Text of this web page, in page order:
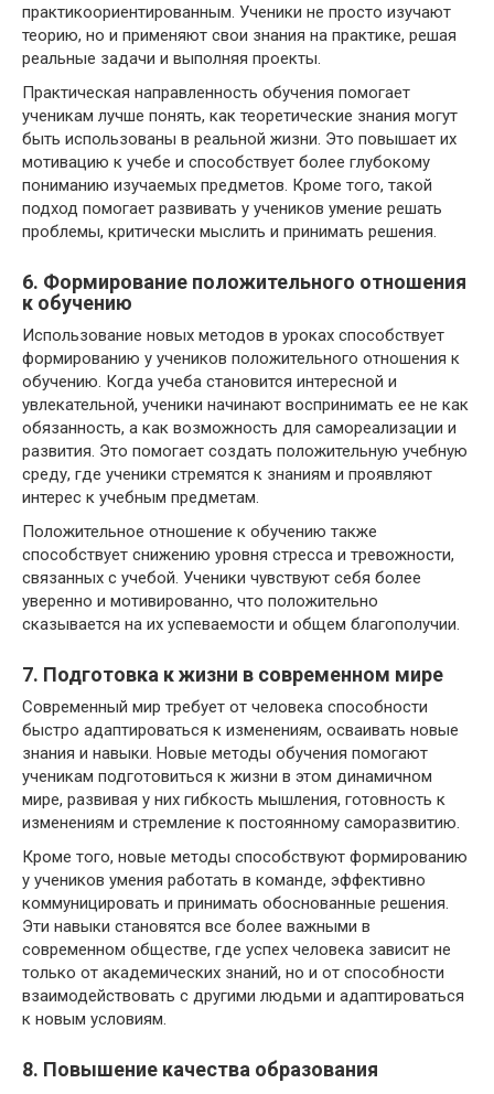
практикоориентированным. Ученики не просто изучают
теорию, но и применяют свои знания на практике, решая
реальные задачи и выполняя проекты.
Практическая направленность обучения помогает
ученикам лучше понять, как теоретические знания могут
быть использованы в реальной жизни. Это повышает их
мотивацию к учебе и способствует более глубокому
пониманию изучаемых предметов. Кроме того, такой
подход помогает развивать у учеников умение решать
проблемы, критически мыслить и принимать решения.
6. Формирование положительного отношения
к обучению
Использование новых методов в уроках способствует
формированию у учеников положительного отношения к
обучению. Когда учеба становится интересной и
увлекательной, ученики начинают воспринимать ее не как
обязанность, а как возможность для самореализации и
развития. Это помогает создать положительную учебную
среду, где ученики стремятся к знаниям и проявляют
интерес к учебным предметам.
Положительное отношение к обучению также
способствует снижению уровня стресса и тревожности,
связанных с учебой. Ученики чувствуют себя более
уверенно и мотивированно, что положительно
сказывается на их успеваемости и общем благополучии.
7. Подготовка к жизни в современном мире
Современный мир требует от человека способности
быстро адаптироваться к изменениям, осваивать новые
знания и навыки. Новые методы обучения помогают
ученикам подготовиться к жизни в этом динамичном
мире, развивая у них гибкость мышления, готовность к
изменениям и стремление к постоянному саморазвитию.
Кроме того, новые методы способствуют формированию
у учеников умения работать в команде, эффективно
коммуницировать и принимать обоснованные решения.
Эти навыки становятся все более важными в
современном обществе, где успех человека зависит не
только от академических знаний, но и от способности
взаимодействовать с другими людьми и адаптироваться
к новым условиям.
8. Повышение качества образования